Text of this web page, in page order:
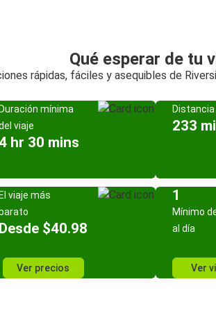
Qué esperar de tu
rápidas, fáciles y asequibles de
mínima
viaje
hr 30 mins
233
viaje más
$40.98
Ver precios
1
Mínimo
al día
Ver